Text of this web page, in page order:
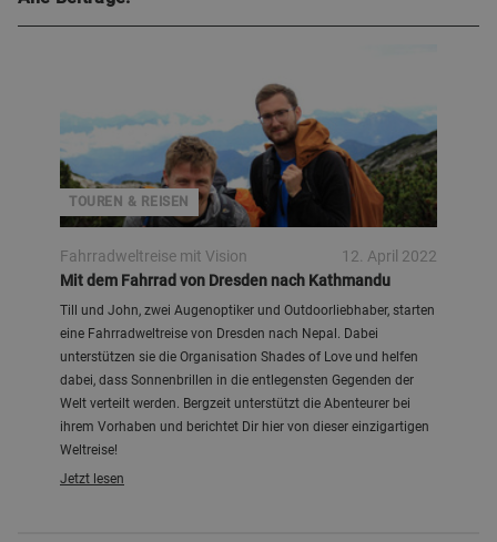
TOUREN & REISEN
Fahrradweltreise mit Vision
12. April 2022
Mit dem Fahrrad von Dresden nach Kathmandu
Till und John, zwei Augenoptiker und Outdoorliebhaber, starten
eine Fahrradweltreise von Dresden nach Nepal. Dabei
unterstützen sie die Organisation Shades of Love und helfen
dabei, dass Sonnenbrillen in die entlegensten Gegenden der
Welt verteilt werden. Bergzeit unterstützt die Abenteurer bei
ihrem Vorhaben und berichtet Dir hier von dieser einzigartigen
Weltreise!
Jetzt lesen